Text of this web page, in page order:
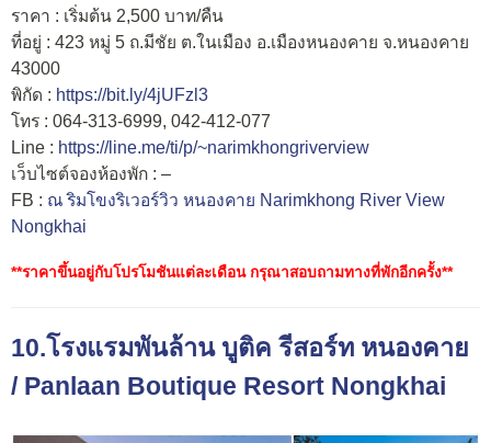
ราคา : เริ่มต้น 2,500 บาท/คืน
ที่อยู่ : 423 หมู่ 5 ถ.มีชัย ต.ในเมือง อ.เมืองหนองคาย จ.หนองคาย
43000
พิกัด : https://bit.ly/4jUFzl3
โทร : 064-313-6999, 042-412-077
Line : https://line.me/ti/p/~narimkhongriverview
เว็บไซต์จองห้องพัก : –
FB : ณ ริมโขงริเวอร์วิว หนองคาย Narimkhong River View
Nongkhai
**ราคาขึ้นอยู่กับโปรโมชันแต่ละเดือน กรุณาสอบถามทางที่พักอีกครั้ง**
10.โรงแรมพันล้าน บูติค รีสอร์ท หนองคาย
/ Panlaan Boutique Resort Nongkhai